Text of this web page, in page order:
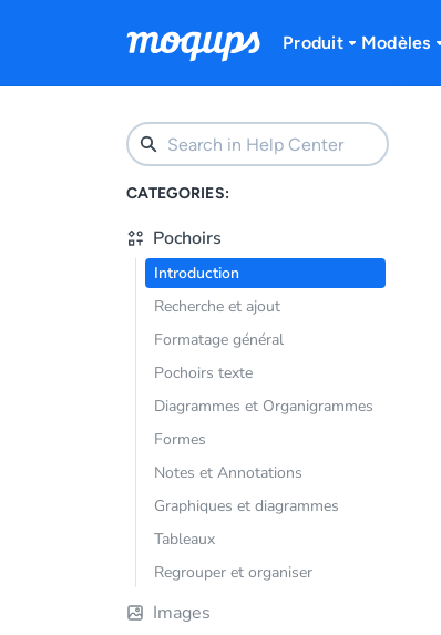
Produit Modèles
CATEGORIES:
Pochoirs
Introduction
Recherche et ajout
Formatage général
Pochoirs texte
Diagrammes et Organigrammes
Formes
Notes et Annotations
Graphiques et diagrammes
Tableaux
Regrouper et organiser
Images